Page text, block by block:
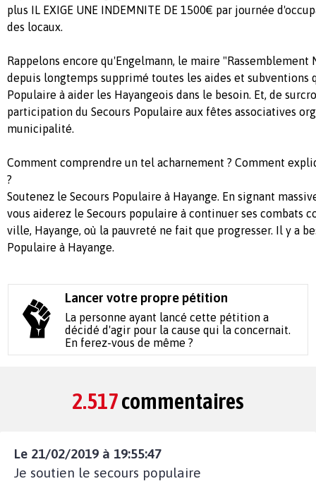
plus IL EXIGE UNE INDEMNITE DE 1500€ par journée
des locaux.
Rappelons encore qu'Engelmann, le maire "Rassemblement
depuis longtemps supprimé toutes les aides et subventions
Populaire à aider les Hayangeois dans le besoin. Et, de
participation du Secours Populaire aux fêtes associatives
municipalité.
Comment comprendre un tel acharnement ? Comment
?
Soutenez le Secours Populaire à Hayange. En signant
vous aiderez le Secours populaire à continuer ses combats
ville, Hayange, où la pauvreté ne fait que progresser. Il y a
Populaire à Hayange.
Lancer votre propre pétition
La personne ayant lancé cette pétition a
décidé d'agir pour la cause qui la concernait.
En ferez-vous de même ?
2.517commentaires
Le 21/02/2019 à 19:55:47
Je soutien le secours populaire